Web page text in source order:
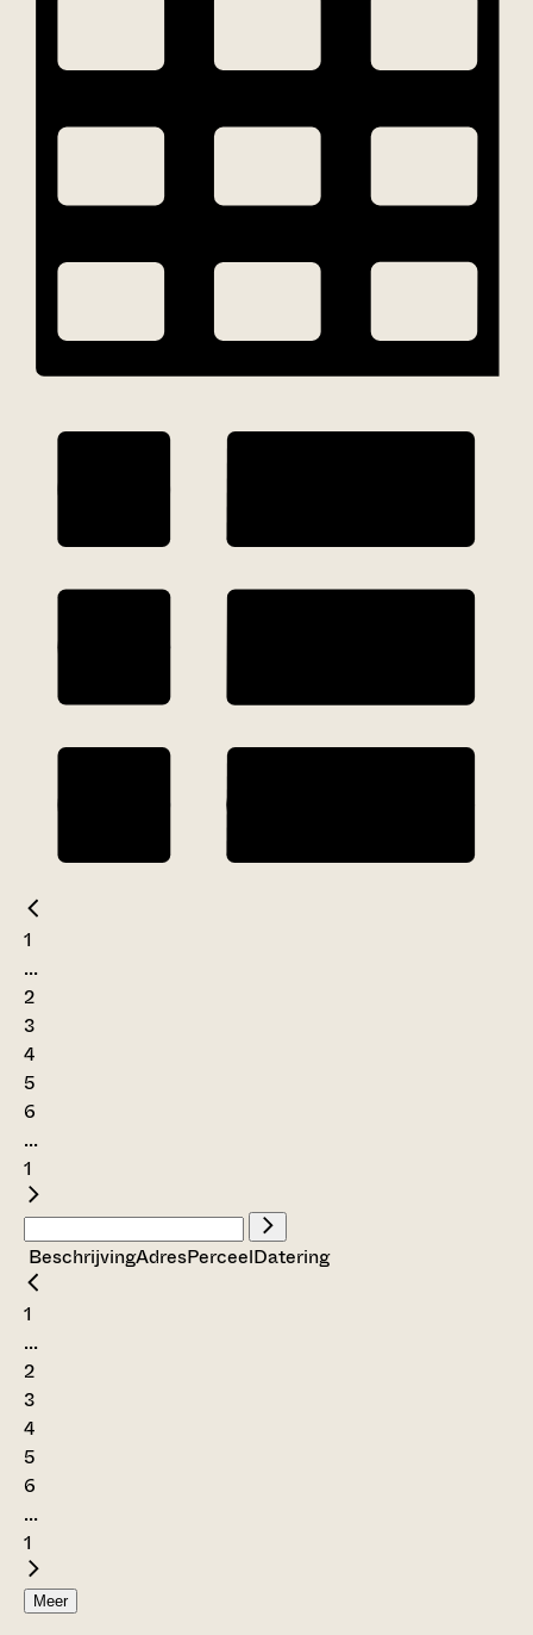
1
...
2
3
4
5
6
...
1
BeschrijvingAdresPerceelDatering
1
...
2
3
4
5
6
...
1
Meer